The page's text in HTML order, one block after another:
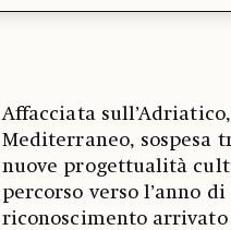
Affacciata
Mediterraneo, sospesa
nuove progettualità
percorso verso l’anno di
riconoscimento